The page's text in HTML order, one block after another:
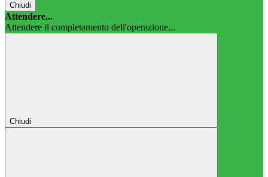
Chiudi
Attendere...
Attendere il completamento dell'operazione...
Chiudi